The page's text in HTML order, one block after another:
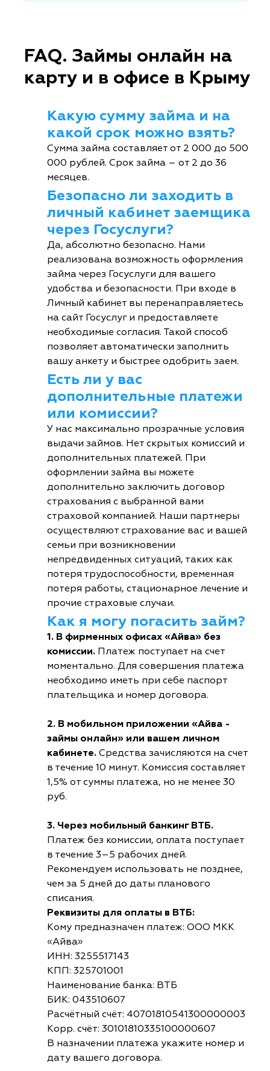
FAQ. Займы онлайн на
карту и в офисе в Крыму
Какую сумму займа и на
какой срок можно взять?
Сумма займа составляет от 2 000 до 500
000 рублей. Срок займа – от 2 до 36
месяцев.
Безопасно ли заходить в
личный кабинет заемщика
через Госуслуги?
Да, абсолютно безопасно. Нами
реализована возможность оформления
займа через Госуслуги для вашего
удобства и безопасности. При входе в
Личный кабинет вы перенаправляетесь
на сайт Госуслуг и предоставляете
необходимые согласия. Такой способ
позволяет автоматически заполнить
вашу анкету и быстрее одобрить заем.
Есть ли у вас
дополнительные платежи
или комиссии?
У нас максимально прозрачные условия
выдачи займов. Нет скрытых комиссий и
дополнительных платежей. При
оформлении займа вы можете
дополнительно заключить договор
страхования с выбранной вами
страховой компанией. Наши партнеры
осуществляют страхование вас и вашей
семьи при возникновении
непредвиденных ситуаций, таких как
потеря трудоспособности, временная
потеря работы, стационарное лечение и
прочие страховые случаи.
Как я могу погасить займ?
1. В фирменных офисах «Айва» без
комиссии. Платеж поступает на счет
моментально. Для совершения платежа
необходимо иметь при себе паспорт
плательщика и номер договора.
2. В мобильном приложении «Айва -
займы онлайн» или вашем личном
кабинете. Средства зачисляются на счет
в течение 10 минут. Комиссия составляет
1,5% от суммы платежа, но не менее 30
руб.
3. Через мобильный банкинг ВТБ.
Платеж без комиссии, оплата поступает
в течение 3–5 рабочих дней.
Рекомендуем использовать не позднее,
чем за 5 дней до даты планового
списания.
Реквизиты для оплаты в ВТБ:
Кому предназначен платеж: ООО МКК
«Айва»
ИНН: 3255517143
КПП: 325701001
Наименование банка: ВТБ
БИК: 043510607
Расчётный счёт: 40701810541300000003
Корр. счёт: 30101810335100000607
В назначении платежа укажите номер и
дату вашего договора.